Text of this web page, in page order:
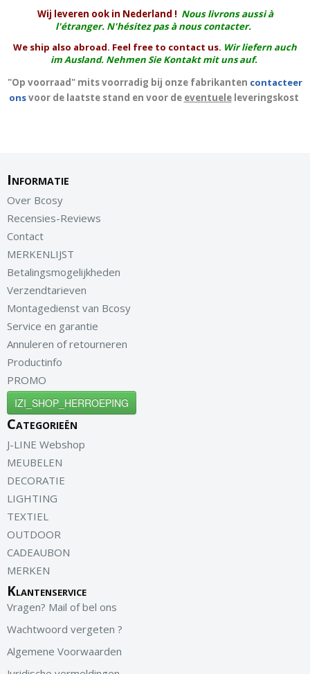
Wij leveren ook in Nederland ! Nous livrons aussi à
l'étranger. N'hésitez pas à nous contacter.
We ship also abroad. Feel free to contact us. Wir liefern auch
im Ausland. Nehmen Sie Kontakt mit uns auf.
"Op voorraad" mits voorradig bij onze fabrikanten contacteer
onsvoor de laatste stand en voor de eventueleleveringskost
Informatie
Over Bcosy
Recensies-Reviews
Contact
MERKENLIJST
Betalingsmogelijkheden
Verzendtarieven
Montagedienst van Bcosy
Service en garantie
Annuleren of retourneren
Productinfo
PROMO
IZI_SHOP_HERROEPING
Categorieën
J-LINE Webshop
MEUBELEN
DECORATIE
LIGHTING
TEXTIEL
OUTDOOR
CADEAUBON
MERKEN
Klantenservice
Vragen? Mail of bel ons
Wachtwoord vergeten ?
Algemene Voorwaarden